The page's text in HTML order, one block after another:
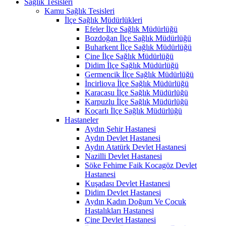
Kamu Sağlık Tesisleri
İlçe Sağlık Müdürlükleri
Efeler İlçe Sağlık Müdürlüğü
Bozdoğan İlçe Sağlık Müdürlüğü
Buharkent İlçe Sağlık Müdürlüğü
Çine İlçe Sağlık Müdürlüğü
Didim İlçe Sağlık Müdürlüğü
Germencik İlçe Sağlık Müdürlüğü
İncirliova İlçe Sağlık Müdürlüğü
Karacasu İlçe Sağlık Müdürlüğü
Karpuzlu İlçe Sağlık Müdürlüğü
Koçarlı İlçe Sağlık Müdürlüğü
Hastaneler
Aydın Şehir Hastanesi
Aydın Devlet Hastanesi
Aydın Atatürk Devlet Hastanesi
Nazilli Devlet Hastanesi
Söke Fehime Faik Kocagöz Devlet
Hastanesi
Kuşadası Devlet Hastanesi
Didim Devlet Hastanesi
Aydın Kadın Doğum Ve Çocuk
Hastalıkları Hastanesi
Çine Devlet Hastanesi